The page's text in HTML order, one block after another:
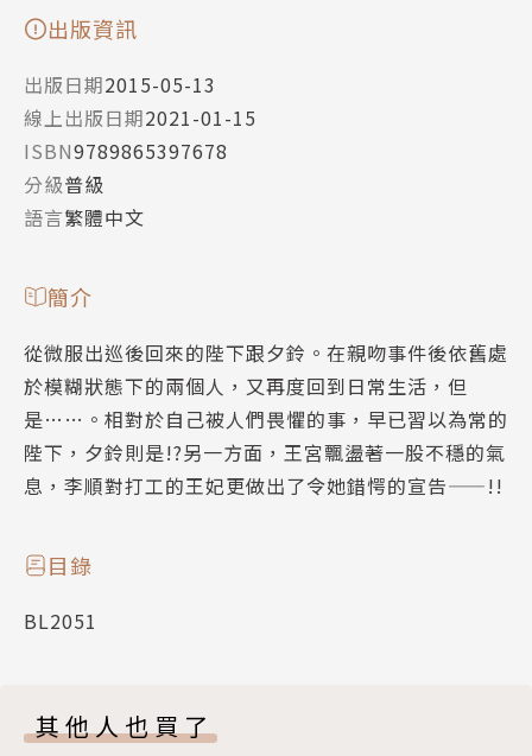
出版資訊
出版日期2015-05-13
線上出版日期2021-01-15
ISBN9789865397678
分級普級
語言繁體中文
簡介
從微服出巡後回來的陛下跟夕鈴。在親吻事件後依舊處
於模糊狀態下的兩個人，又再度回到日常生活，但
是……。相對於自己被人們畏懼的事，早已習以為常的
陛下，夕鈴則是!?另一方面，王宮飄盪著一股不穩的氣
息，李順對打工的王妃更做出了令她錯愕的宣告——!!
目錄
BL2051
其他人也買了